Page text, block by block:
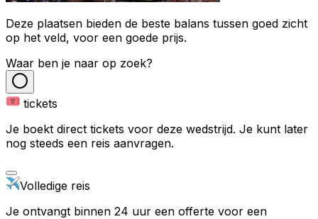
Deze plaatsen bieden de beste balans tussen goed zicht
op het veld, voor een goede prijs.
Waar ben je naar op zoek?
tickets
Je boekt direct tickets voor deze wedstrijd. Je kunt later
nog steeds een reis aanvragen.
Volledige reis
Je ontvangt binnen 24 uur een offerte voor een